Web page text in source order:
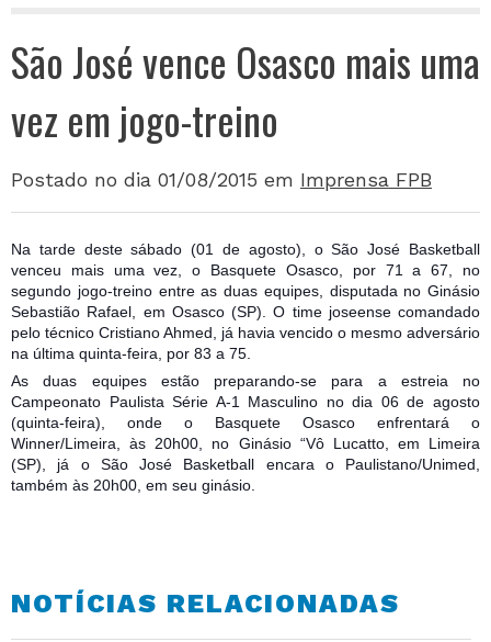
São José vence Osasco mais uma
vez em jogo-treino
Postado no dia 01/08/2015 em Imprensa FPB
Na tarde deste sábado (01 de agosto), o São José Basketball
venceu mais uma vez, o Basquete Osasco, por 71 a 67, no
segundo jogo-treino entre as duas equipes, disputada no Ginásio
Sebastião Rafael, em Osasco (SP). O time joseense comandado
pelo técnico Cristiano Ahmed, já havia vencido o mesmo adversário
na última quinta-feira, por 83 a 75.
As duas equipes estão preparando-se para a estreia no
Campeonato Paulista Série A-1 Masculino no dia 06 de agosto
(quinta-feira), onde o Basquete Osasco enfrentará o
Winner/Limeira, às 20h00, no Ginásio “Vô Lucatto, em Limeira
(SP), já o São José Basketball encara o Paulistano/Unimed,
também às 20h00, em seu ginásio.
NOTÍCIAS RELACIONADAS